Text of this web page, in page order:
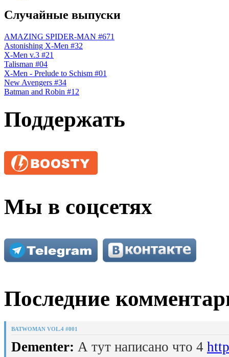
Случайные выпуски
AMAZING SPIDER-MAN #671
Astonishing X-Men #32
X-Men v.3 #21
Talisman #04
X-Men - Prelude to Schism #01
New Avengers #34
Batman and Robin #12
Поддержать
Мы в соцсетях
Последние
BATWOMAN VOL.4 #001
Dementer: А тут написано что 4